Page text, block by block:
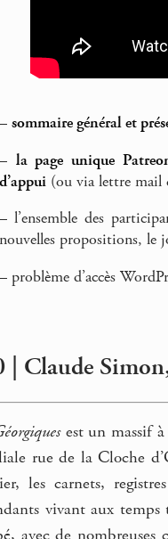
– sommaire général et
– la page unique
d’appui (ou via lettre mail
– l’ensemble des
nouvelles propositions, le
– problème d’accès
| Claude
est un massif à
rue de la Cloche
les carnets,
vivant aux